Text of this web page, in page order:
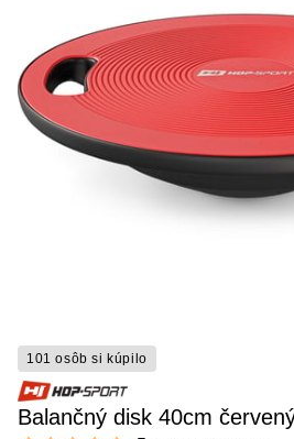
101 osôb si kúpilo
Balančný disk 40cm